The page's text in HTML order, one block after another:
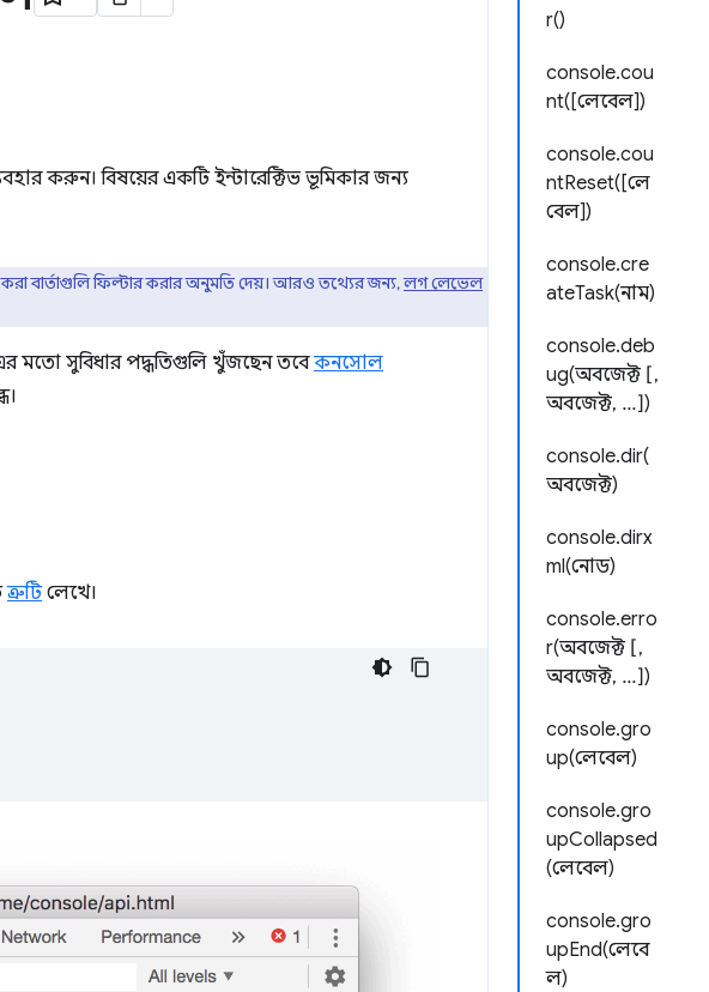
r()
console.cou
nt([লেবেল])
console.cou
ntReset([লে
বেল])
console.cre
ateTask(নাম)
console.deb
ug(অবজেক্ট [,
অবজেক্ট, ...])
console.dir(
অবজেক্ট)
console.dirx
ml(নোড)
console.erro
r(অবজেক্ট [,
অবজেক্ট, ...])
console.gro
up(লেবেল)
console.gro
upCollapsed
(লেবেল)
console.gro
upEnd(লেবে
ল)
করুন। বিষয়ের একটি ইন্টারেক্টিভ ভূমিকার জন্য
বার্তাগুলি ফিল্টার করার অনুমতি দেয়। আরও তথ্যের জন্য,লগ লেভেল
মতো সুবিধার পদ্ধতিগুলি খুঁজছেন তবেকনসোল
ত্রুটিলেখে।